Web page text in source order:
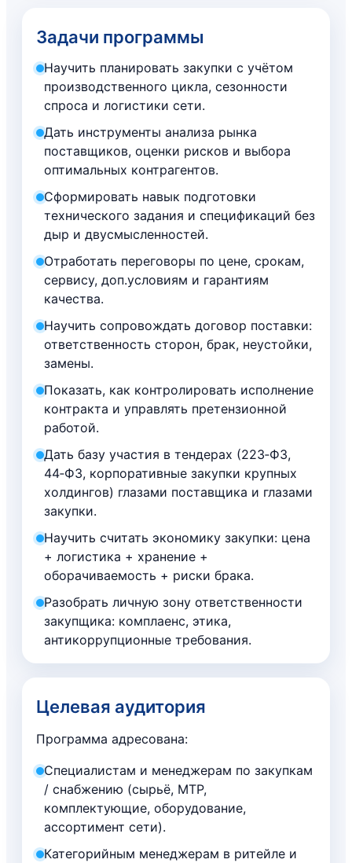
Задачи программы
Научить планировать закупки с учётом
производственного цикла, сезонности
спроса и логистики сети.
Дать инструменты анализа рынка
поставщиков, оценки рисков и выбора
оптимальных контрагентов.
Сформировать навык подготовки
технического задания и спецификаций без
дыр и двусмысленностей.
Отработать переговоры по цене, срокам,
сервису, доп.условиям и гарантиям
качества.
Научить сопровождать договор поставки:
ответственность сторон, брак, неустойки,
замены.
Показать, как контролировать исполнение
контракта и управлять претензионной
работой.
Дать базу участия в тендерах (223‑ФЗ,
44‑ФЗ, корпоративные закупки крупных
холдингов) глазами поставщика и глазами
закупки.
Научить считать экономику закупки: цена
+ логистика + хранение +
оборачиваемость + риски брака.
Разобрать личную зону ответственности
закупщика: комплаенс, этика,
антикоррупционные требования.
Целевая аудитория
Программа адресована:
Специалистам и менеджерам по закупкам
/ снабжению (сырьё, МТР,
комплектующие, оборудование,
ассортимент сети).
Категорийным менеджерам в ритейле и